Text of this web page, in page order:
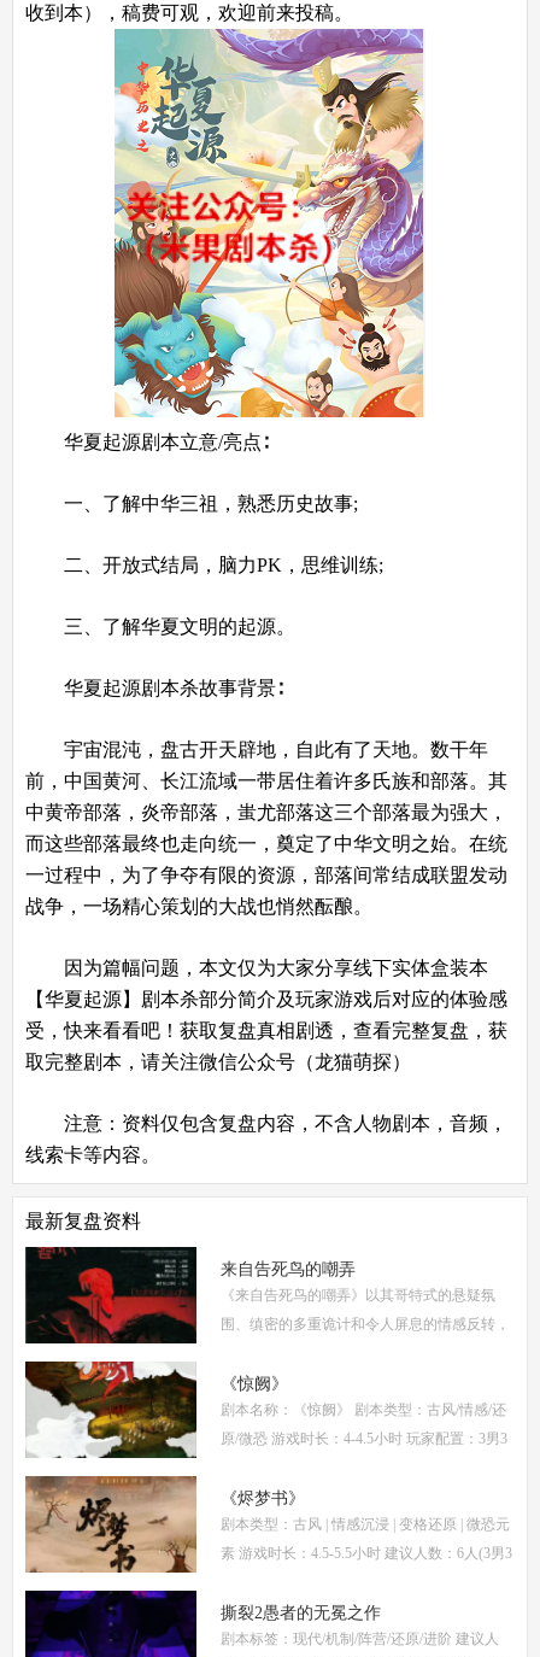
收到本），稿费可观，欢迎前来投稿。
华夏起源剧本立意/亮点∶
一、了解中华三祖，熟悉历史故事;
二、开放式结局，脑力PK，思维训练;
三、了解华夏文明的起源。
华夏起源剧本杀故事背景∶
宇宙混沌，盘古开天辟地，自此有了天地。数干年
前，中国黄河、长江流域一带居住着许多氏族和部落。其
中黄帝部落，炎帝部落，蚩尤部落这三个部落最为强大，
而这些部落最终也走向统一，奠定了中华文明之始。在统
一过程中，为了争夺有限的资源，部落间常结成联盟发动
战争，一场精心策划的大战也悄然酝酿。
因为篇幅问题，本文仅为大家分享线下实体盒装本
【华夏起源】剧本杀部分简介及玩家游戏后对应的体验感
受，快来看看吧！获取复盘真相剧透，查看完整复盘，获
取完整剧本，请关注微信公众号（龙猫萌探）
注意：资料仅包含复盘内容，不含人物剧本，音频，
线索卡等内容。
最新复盘资料
来自告死鸟的嘲弄
《来自告死鸟的嘲弄》以其哥特式的悬疑氛
围、缜密的多重诡计和令人屏息的情感反转，
南将从线索流程梳理、角色任务解析、核心诡
计拆
《惊阙》
剧本名称：《惊阙》 剧本类型：古风/情感/还
原/微恐 游戏时长：4-4.5小时 玩家配置：3男3
体验测评内容，复盘答案仅需2步： (1)关注微
信公
《烬梦书》
剧本类型：古风 | 情感沉浸 | 变格还原 | 微恐元
素 游戏时长：4.5-5.5小时 建议人数：6人(3男3
风故事、情感细腻、偏好剧情还原的玩家 《烬
梦
撕裂2愚者的无冕之作
剧本标签：现代/机制/阵营/还原/进阶 建议人